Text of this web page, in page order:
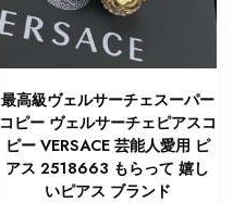
最高級ヴェルサーチェスーパー
コピー ヴェルサーチェピアスコ
ピー VERSACE 芸能人愛用 ピ
アス 2518663 もらって 嬉し
いピアス ブランド